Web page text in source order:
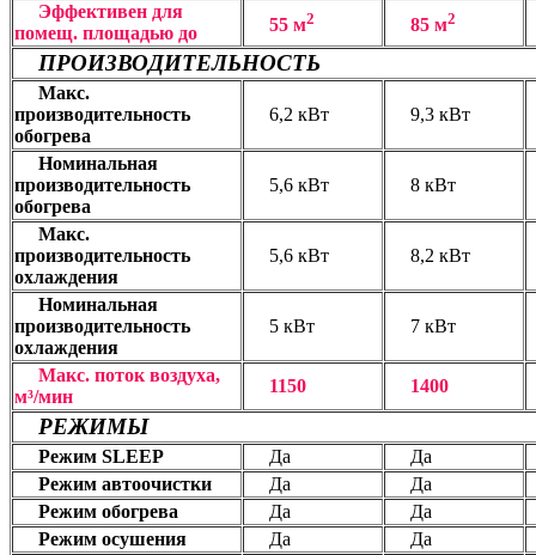
Эффективен для
помещ. площадью до
55 м2 85 м2
ПРОИЗВОДИТЕЛЬНОСТЬ
Макс.
производительность
обогрева
6,2 кВт 9,3 кВт
Номинальная
производительность
обогрева
5,6 кВт 8 кВт
Макс.
производительность
охлаждения
5,6 кВт 8,2 кВт
Номинальная
производительность
охлаждения
5 кВт 7 кВт
Макс. поток воздуха,
м³/мин
1150 1400
РЕЖИМЫ
Режим SLEEP Да Да
Режим автоочистки
Да Да
Режим обогрева
Да Да
Режим осушения
Да Да